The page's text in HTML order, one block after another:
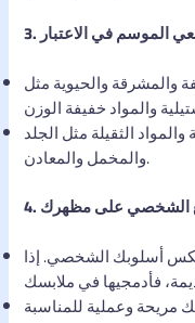
الموسم في الاعتبار
والمشرقة والحيوية مثل
والمواد الثقيلة مثل الجلد
والمخمل والمعادن.
الشخصي على مظهرك
أسلوبك الشخصي. إذا